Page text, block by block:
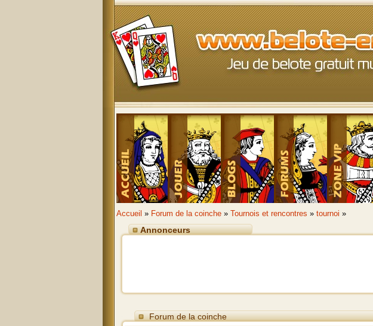
Accueil » Forum de la coinche » Tournois et rencontres » tournoi »
Annonceurs
Forum de la coinche